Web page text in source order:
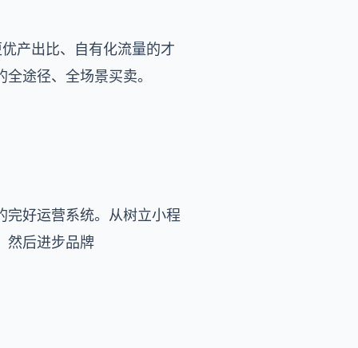
产出比、自有化流量的才
途径、全场景买卖。
完好运营系统。从树立小程
然后进步品牌